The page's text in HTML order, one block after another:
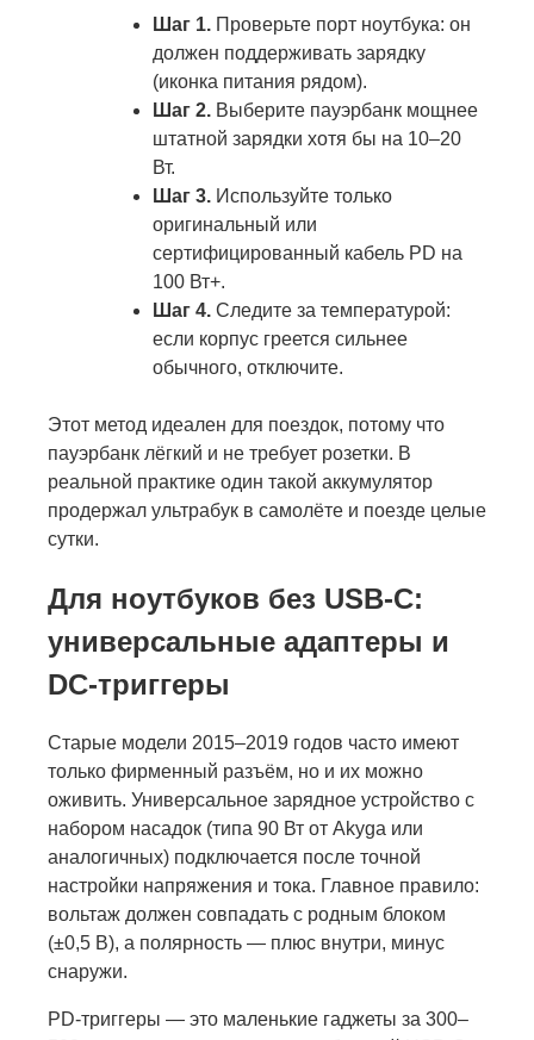
Шаг 1. Проверьте порт ноутбука: он
должен поддерживать зарядку
(иконка питания рядом).
Шаг 2. Выберите пауэрбанк мощнее
штатной зарядки хотя бы на 10–20
Вт.
Шаг 3. Используйте только
оригинальный или
сертифицированный кабель PD на
100 Вт+.
Шаг 4. Следите за температурой:
если корпус греется сильнее
обычного, отключите.
Этот метод идеален для поездок, потому что
пауэрбанк лёгкий и не требует розетки. В
реальной практике один такой аккумулятор
продержал ультрабук в самолёте и поезде целые
сутки.
Для ноутбуков без USB-C:
универсальные адаптеры и
DC-триггеры
Старые модели 2015–2019 годов часто имеют
только фирменный разъём, но и их можно
оживить. Универсальное зарядное устройство с
набором насадок (типа 90 Вт от Akyga или
аналогичных) подключается после точной
настройки напряжения и тока. Главное правило:
вольтаж должен совпадать с родным блоком
(±0,5 В), а полярность — плюс внутри, минус
снаружи.
PD-триггеры — это маленькие гаджеты за 300–